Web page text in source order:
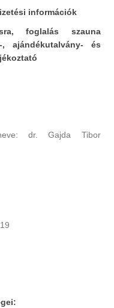
információk
foglalás szauna
ajándékutalvány- és
dr. Gajda Tibor